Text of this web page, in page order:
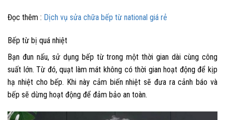
Đọc thêm : Dịch vụ sửa chữa bếp từ national giá rẻ
Bếp từ bị quá nhiệt
Bạn đun nấu, sử dụng bếp từ trong một thời gian dài cùng công
suất lớn. Từ đó, quạt làm mát không có thời gian hoạt động để kịp
hạ nhiệt cho bếp. Khi này cảm biến nhiệt sẽ đưa ra cảnh báo và
bếp sẽ dừng hoạt động để đảm bảo an toàn.